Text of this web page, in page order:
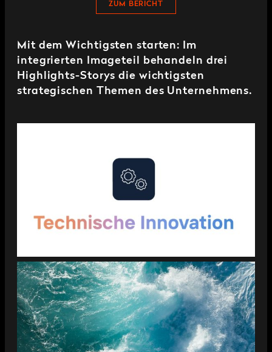
ZUM BERICHT
Mit dem Wichtigsten starten: Im
integrierten Imageteil behandeln drei
Highlights-Storys die wichtigsten
strategischen Themen des Unternehmens.